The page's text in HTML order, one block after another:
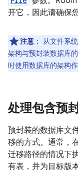
开它，因此请确保
注意 ：
从文件系
架构与预封装数据库
时使用数据库的架构
处理包含预
预封装的数据库文
移的方式。通常，
迁移路径的情况下
有表，并为目标版